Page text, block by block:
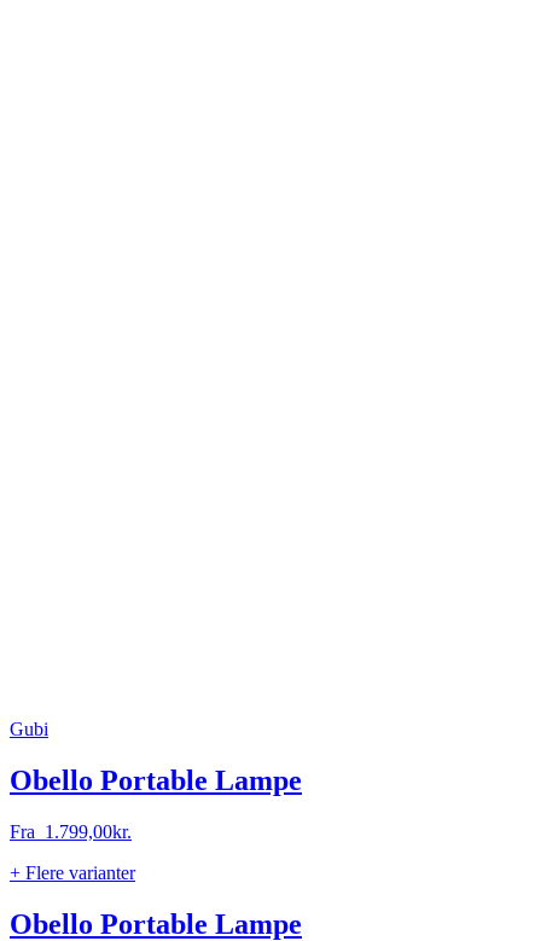
Gubi
Obello Portable Lampe
Fra 1.799,00kr.
+ Flere varianter
Obello Portable Lampe